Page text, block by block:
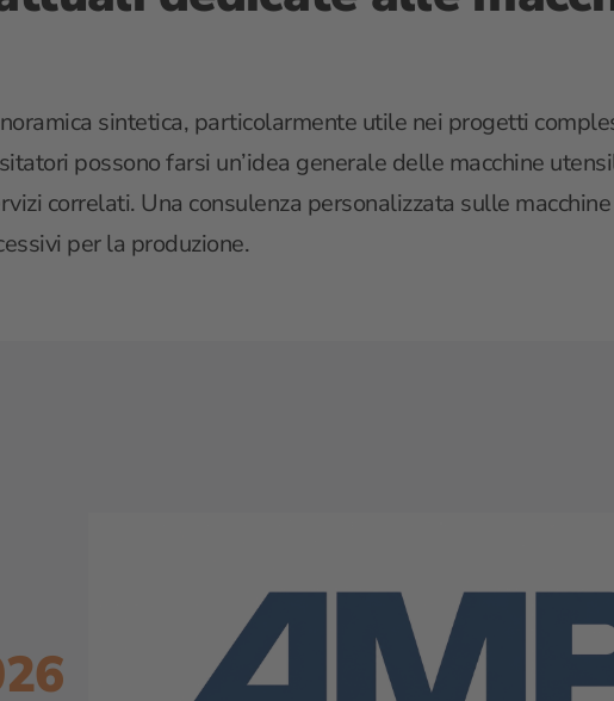
sintetica, particolarmente utile nei progetti
possono farsi un’idea generale delle macchine
correlati. Una consulenza personalizzata sulle
per la produzione.